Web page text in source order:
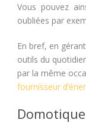
Vous pouvez
oubliées par
En bref, en
outils du
par la même
fournisseur